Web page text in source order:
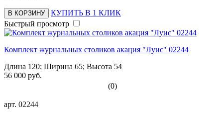
В КОРЗИНУ
КУПИТЬ В 1 КЛИК
Быстрый просмотр
Комплект журнальных столиков акация "Луис" 02244
Длина 120; Ширина 65; Высота 54
56 000 руб.
(0)
арт. 02244